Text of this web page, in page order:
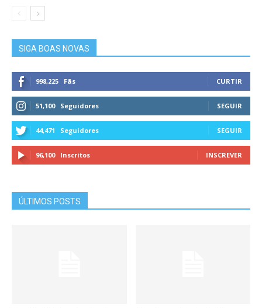
SIGA BOAS NOVAS
998,225 Fãs CURTIR
51,100 Seguidores SEGUIR
44,471 Seguidores SEGUIR
96,100 Inscritos INSCREVER
ÚLTIMOS POSTS